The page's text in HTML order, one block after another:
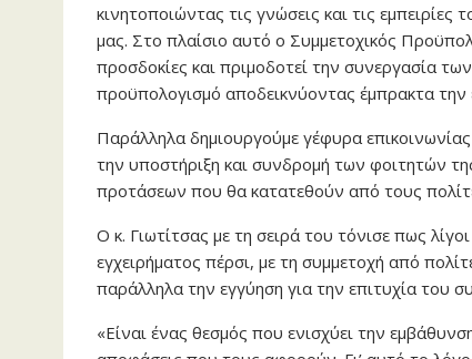
κινητοποιώντας τις γνώσεις και τις
μας. Στο πλαίσιο αυτό ο Συμμετοχικός
προσδοκίες και πριμοδοτεί την συνεργασία
προϋπολογισμό αποδεικνύοντας έμπρακτα
Παράλληλα δημιουργούμε γέφυρα
την υποστήριξη και συνδρομή των φοιτητών
προτάσεων που θα κατατεθούν από τους
Ο κ. Γιωτίτσας με τη σειρά του τόνισε πως
εγχειρήματος πέρσι, με τη συμμετοχή από
παράλληλα την εγγύηση για την επιτυχία του
«Είναι ένας θεσμός που ενισχύει την